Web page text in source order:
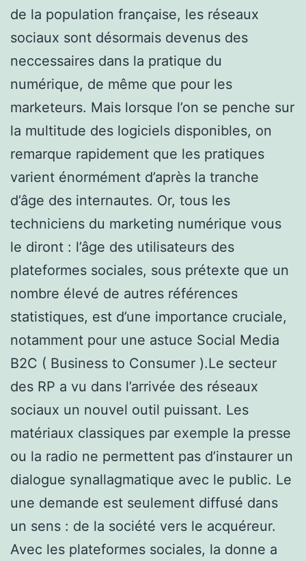
de la population française, les réseaux
sociaux sont désormais devenus des
neccessaires dans la pratique du
numérique, de même que pour les
marketeurs. Mais lorsque l’on se penche sur
la multitude des logiciels disponibles, on
remarque rapidement que les pratiques
varient énormément d’après la tranche
d’âge des internautes. Or, tous les
techniciens du marketing numérique vous
le diront : l’âge des utilisateurs des
plateformes sociales, sous prétexte que un
nombre élevé de autres références
statistiques, est d’une importance cruciale,
notamment pour une astuce Social Media
B2C ( Business to Consumer ).Le secteur
des RP a vu dans l’arrivée des réseaux
sociaux un nouvel outil puissant. Les
matériaux classiques par exemple la presse
ou la radio ne permettent pas d’instaurer un
dialogue synallagmatique avec le public. Le
une demande est seulement diffusé dans
un sens : de la société vers le acquéreur.
Avec les plateformes sociales, la donne a